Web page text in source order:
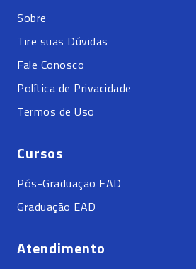
Sobre
Tire suas Dúvidas
Fale Conosco
Política de Privacidade
Termos de Uso
Cursos
Pós-Graduação EAD
Graduação EAD
Atendimento